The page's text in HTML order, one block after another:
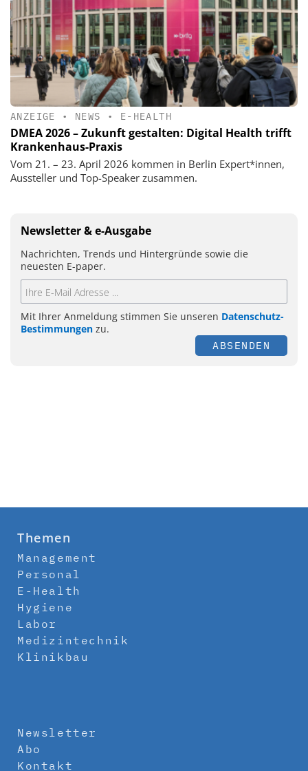
ANZEIGE • NEWS • E-HEALTH
DMEA 2026 – Zukunft gestalten: Digital Health trifft
Krankenhaus-Praxis
Vom 21. – 23. April 2026 kommen in Berlin Expert*innen,
Aussteller und Top-Speaker zusammen.
Newsletter & e-Ausgabe
Nachrichten, Trends und Hintergründe sowie die
neuesten E-paper.
Mit Ihrer Anmeldung stimmen Sie unseren Datenschutz-
Bestimmungen zu.
ABSENDEN
Themen
Management
Personal
E-Health
Hygiene
Labor
Medizintechnik
Klinikbau
Newsletter
Abo
Kontakt